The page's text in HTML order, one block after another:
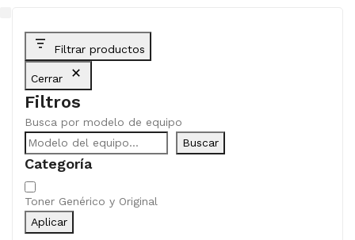
Filtrar productos
Cerrar
Filtros
Busca por modelo de equipo
Buscar
Categoría
Categoría
Toner Genérico y Original
Aplicar